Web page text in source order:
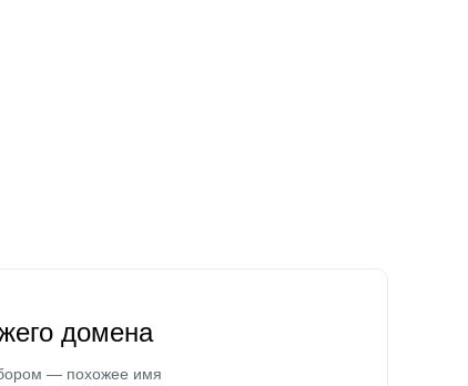
домена
— похожее имя